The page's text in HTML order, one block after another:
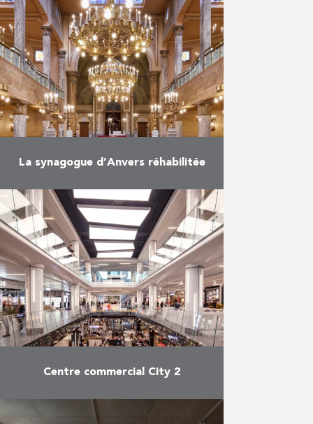
La synagogue d’Anvers réhabilitée
Plus de cent ans après sa
construction, la synagogue
principale d’Anvers avait besoin
d’une rénovation en profondeur.
Les vitraux et coupoles existants
présentaient d’importantes
dégradations. …
En savoir plus
Centre commercial City 2
Après plus de deux ans de
rénovations de taille, le centre